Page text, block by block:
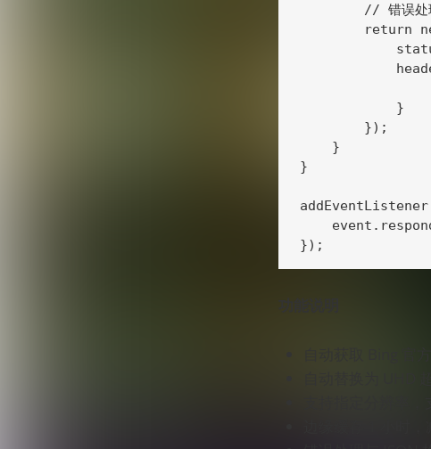
// 错误处
return
            }
        });
    }
}
});
自动获取 Bing 官